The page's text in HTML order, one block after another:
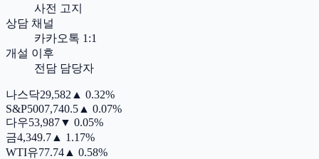
사전 고지
상담 채널
카카오톡 1:1
개설 이후
전담 담당자
나스닥29,582 ▲ 0.32%
S&P5007,740.5 ▲ 0.07%
다우53,987▼ 0.05%
금4,349.7 ▲ 1.17%
WTI유77.74 ▲ 0.58%